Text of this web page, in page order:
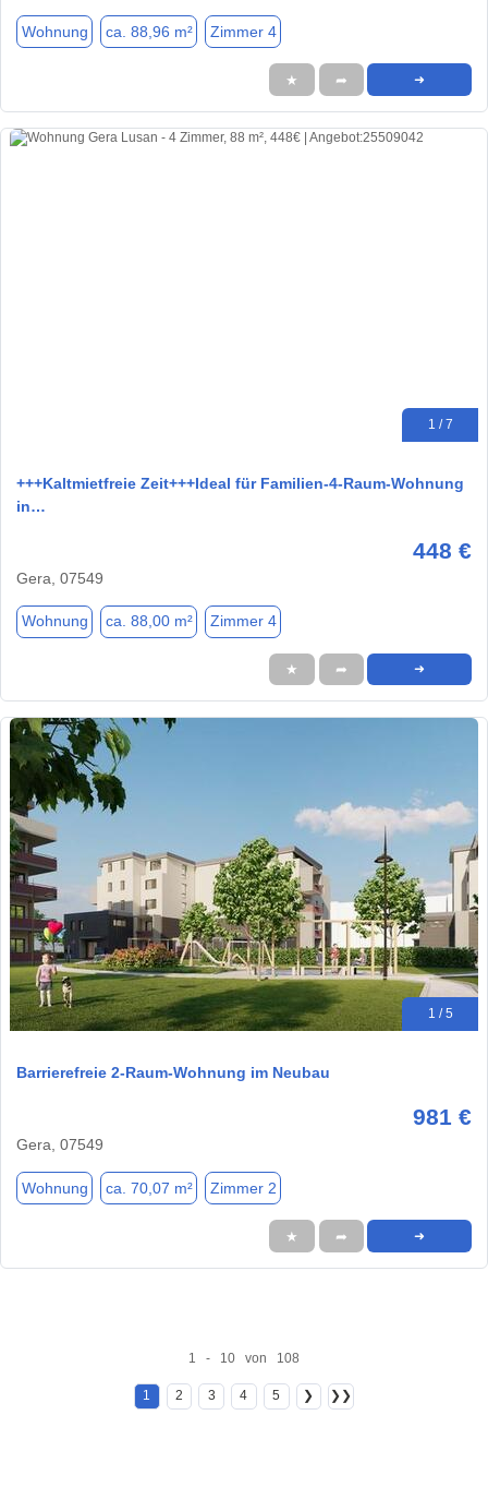
Wohnung ca. 88,96 m² Zimmer 4
★ ➦ ➜
1 / 7
+++Kaltmietfreie Zeit+++Ideal für Familien-4-Raum-Wohnung
in…
448 €
Gera, 07549
Wohnung ca. 88,00 m² Zimmer 4
★ ➦ ➜
1 / 5
Barrierefreie 2-Raum-Wohnung im Neubau
981 €
Gera, 07549
Wohnung ca. 70,07 m² Zimmer 2
★ ➦ ➜
1 - 10 von 108
1 2 3 4 5 ❯ ❯❯